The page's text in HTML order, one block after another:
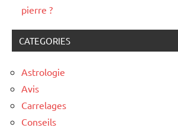
pierre ?
CATEGORIES
Astrologie
Avis
Carrelages
Conseils